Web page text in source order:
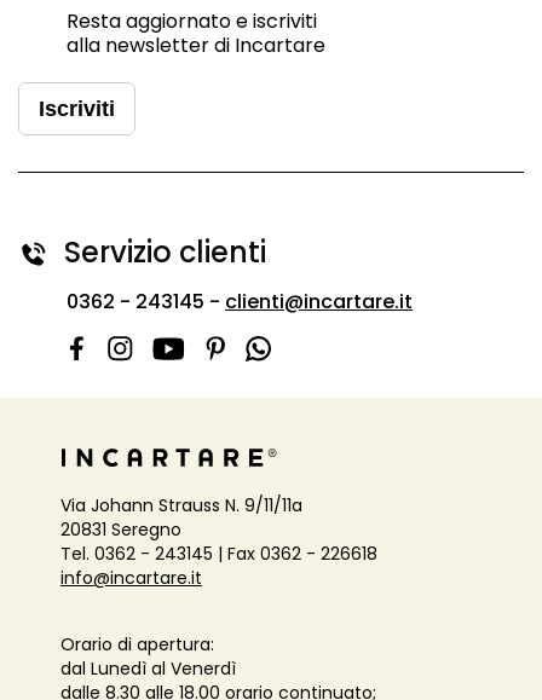
Resta aggiornato e iscriviti
alla newsletter di Incartare
Iscriviti
Servizio clienti
0362 - 243145 - clienti@incartare.it
Via Johann Strauss N. 9/11/11a
20831 Seregno
Tel. 0362 - 243145 | Fax 0362 - 226618
info@incartare.it
Orario di apertura:
dal Lunedì al Venerdì
dalle 8.30 alle 18.00 orario continuato;